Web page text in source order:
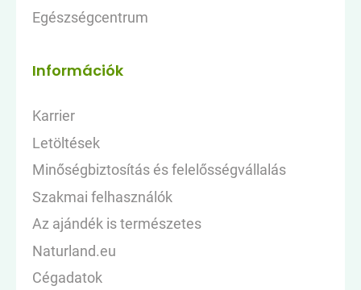
Egészségcentrum
Információk
Karrier
Letöltések
Minőségbiztosítás és felelősségvállalás
Szakmai felhasználók
Az ajándék is természetes
Naturland.eu
Cégadatok